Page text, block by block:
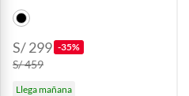
S/ 299 -35%
S/ 459
Llega mañana